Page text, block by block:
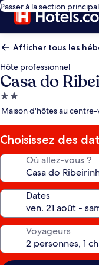
Passer à la section
Afficher tous les
Hôte professionnel
Casa do
Hébergement
2.0 étoiles
Maison d'hôtes au
Choisissez des
Où allez-vous ?
Dates
Voyageurs